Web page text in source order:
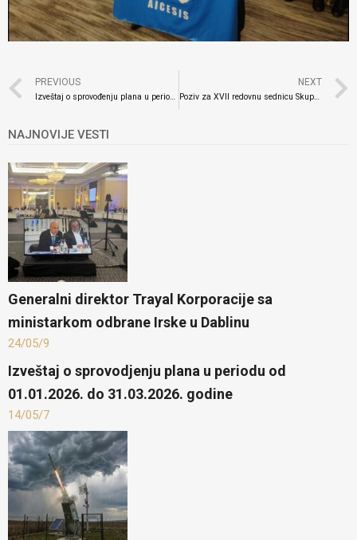
PREVIOUS
Izveštaj o sprovođenju plana u periodu od 01.01.2023. do 31.03.2023 godine
NEXT
Poziv za XVII redovnu sednicu Skupštine akcionara 22.6.2023. godine
NAJNOVIJE VESTI
Generalni direktor Trayal Korporacije sa
ministarkom odbrane Irske u Dablinu
24/05/9
​Izveštaj o sprovodjenju plana u periodu od
01.01.2026. do 31.03.2026. godine
14/05/7